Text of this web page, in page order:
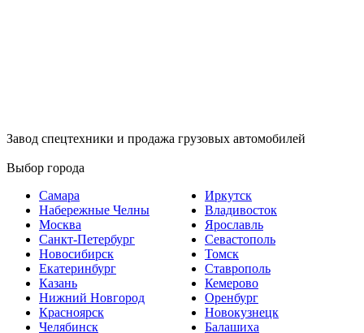
Завод спецтехники и продажа грузовых автомобилей
Выбор города
Самара
Набережные Челны
Москва
Санкт-Петербург
Новосибирск
Екатеринбург
Казань
Нижний Новгород
Красноярск
Челябинск
Иркутск
Владивосток
Ярославль
Севастополь
Томск
Ставрополь
Кемерово
Оренбург
Новокузнецк
Балашиха